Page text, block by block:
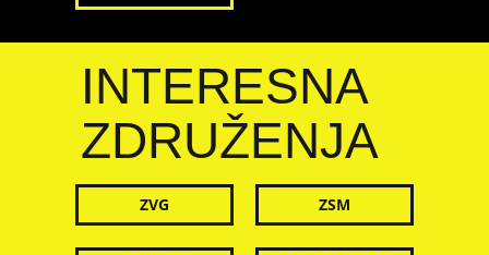
INTERESNA
ZDRUŽENJA
ZVG ZSM